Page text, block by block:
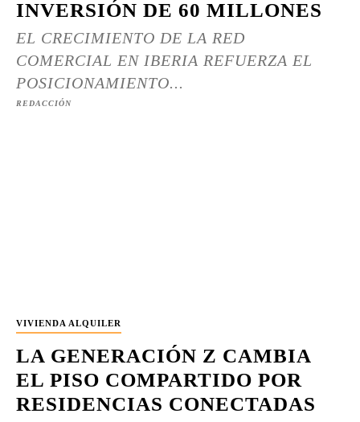
INVERSIÓN DE 60 MILLONES
EL CRECIMIENTO DE LA RED
COMERCIAL EN IBERIA REFUERZA EL
POSICIONAMIENTO...
REDACCIÓN
VIVIENDA ALQUILER
LA GENERACIÓN Z CAMBIA
EL PISO COMPARTIDO POR
RESIDENCIAS CONECTADAS